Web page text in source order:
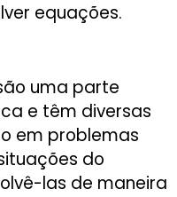
equações.
uma parte
e têm diversas
em problemas
do
las de maneira